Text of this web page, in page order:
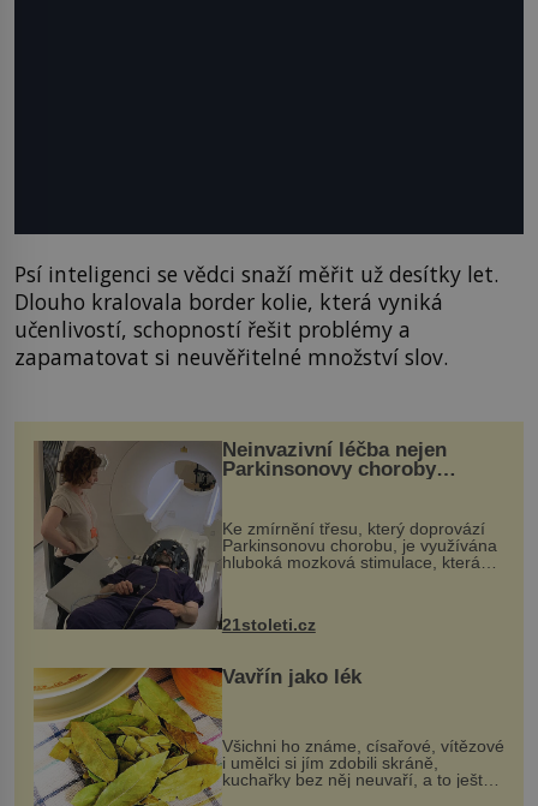
Psí inteligenci se vědci snaží měřit už desítky let.
Dlouho kralovala border kolie, která vyniká
učenlivostí, schopností řešit problémy a
zapamatovat si neuvěřitelné množství slov.
Neinvazivní léčba nejen
Parkinsonovy choroby
Ke zmírnění třesu, který doprovází
Parkinsonovu chorobu, je využívána
hluboká mozková stimulace, která
však vyžaduje vysoce invazivní
zákrok. Ultrazvuk zase není vhodný
k dostatečně přesnému zacílení ...
21stoleti.cz
Vavřín jako lék
Všichni ho známe, císařové, vítězové
i umělci si jím zdobili skráně,
kuchařky bez něj neuvaří, a to ještě
nevíte, že bobkový list může výrazně